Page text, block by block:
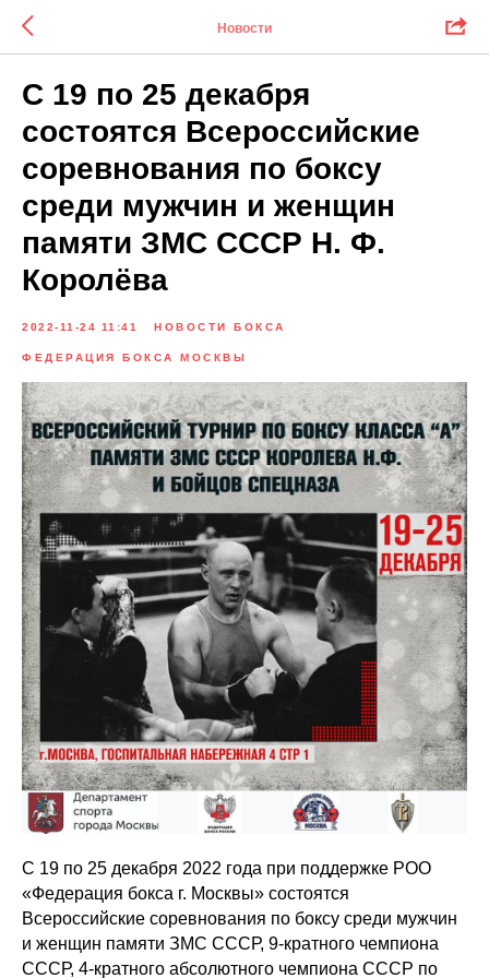
Новости
С 19 по 25 декабря
состоятся Всероссийские
соревнования по боксу
среди мужчин и женщин
памяти ЗМС СССР Н. Ф.
Королёва
2022-11-24 11:41 НОВОСТИ БОКСА
ФЕДЕРАЦИЯ БОКСА МОСКВЫ
С 19 по 25 декабря 2022 года при поддержке РОО
«Федерация бокса г. Москвы» состоятся
Всероссийские соревнования по боксу среди мужчин
и женщин памяти ЗМС СССР, 9-кратного чемпиона
СССР, 4-кратного абсолютного чемпиона СССР по